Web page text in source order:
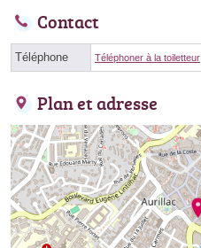
Contact
Téléphone Téléphoner à la toiletteur
Plan et adresse